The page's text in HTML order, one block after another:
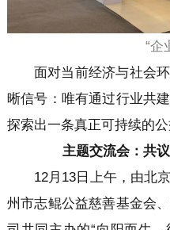
“企
面对当前经济与社会
晰信号：唯有通过行业共
探索出一条真正可持续的公
主题交流会：共
12月13日上午，由北
州市志鲲公益慈善基金会